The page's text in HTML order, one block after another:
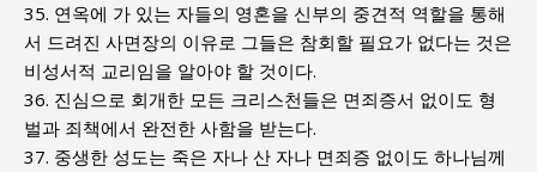
35. 연옥에 가 있는 자들의 영혼을 신부의 중견적 역할을 통해
서 드려진 사면장의 이유로 그들은 참회할 필요가 없다는 것은
비성서적 교리임을 알아야 할 것이다.
36. 진심으로 회개한 모든 크리스천들은 면죄증서 없이도 형
벌과 죄책에서 완전한 사함을 받는다.
37. 중생한 성도는 죽은 자나 산 자나 면죄증 없이도 하나님께